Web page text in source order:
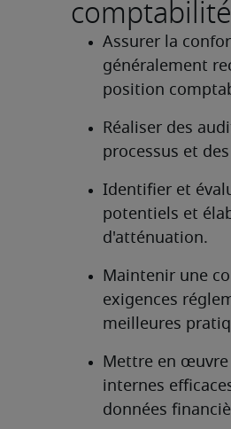
Assurer la
généralement
position
Réaliser des
processus et
Identifier et
potentiels et
d'atténuation.
Maintenir une
exigences
meilleures
Mettre en
internes
données